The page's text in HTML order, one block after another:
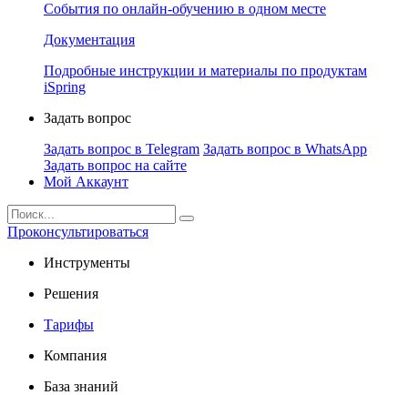
События по онлайн-обучению в одном месте
Документация
Подробные инструкции и материалы по продуктам
iSpring
Задать вопрос
Задать вопрос в Telegram Задать вопрос в WhatsApp
Задать вопрос на сайте
Мой Аккаунт
Проконсультироваться
Инструменты
Решения
Тарифы
Компания
База знаний